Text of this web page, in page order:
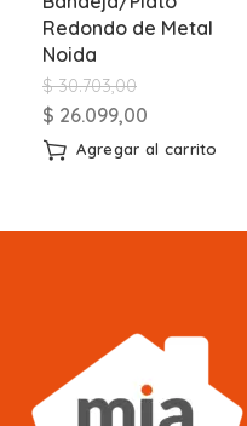
Redondo de Metal
Noida
$30.703,00
$ 26.099,00
Agregar al carrito